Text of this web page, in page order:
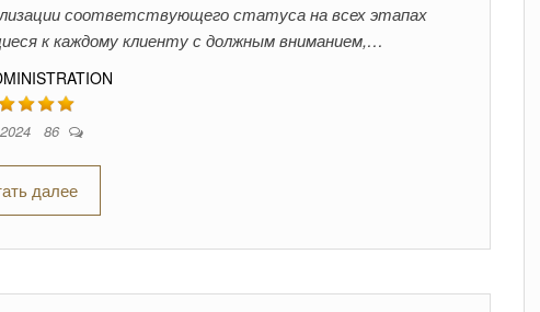
соответствующего статуса на всех этапах
к каждому клиенту с должным вниманием,…
86
далее